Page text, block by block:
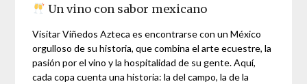
Un vino con sabor mexicano
Visitar Viñedos Azteca es encontrarse con un México
orgulloso de su historia, que combina el arte ecuestre, la
pasión por el vino y la hospitalidad de su gente. Aquí,
cada copa cuenta una historia: la del campo, la de la